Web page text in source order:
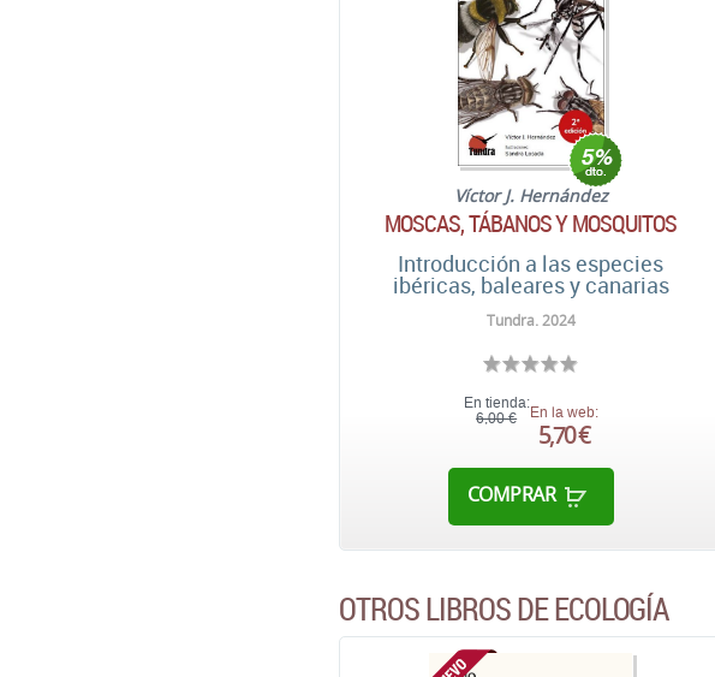
Víctor J. Hernández
MOSCAS, TÁBANOS Y MOSQUITOS
Introducción a las especies
ibéricas, baleares y canarias
Tundra. 2024
En tienda:
6,00 €
En la web:
5,70 €
COMPRAR
OTROS LIBROS DE ECOLOGÍA